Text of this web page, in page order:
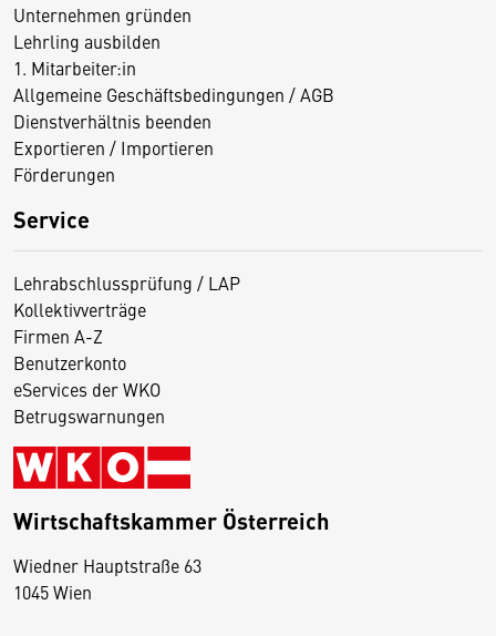
Unternehmen gründen
Lehrling ausbilden
1. Mitarbeiter:in
Allgemeine Geschäftsbedingungen / AGB
Dienstverhältnis beenden
Exportieren / Importieren
Förderungen
Service
Lehrabschlussprüfung / LAP
Kollektivverträge
Firmen A-Z
Benutzerkonto
eServices der WKO
Betrugswarnungen
Wirtschaftskammer Österreich
Wiedner Hauptstraße 63
1045 Wien
D